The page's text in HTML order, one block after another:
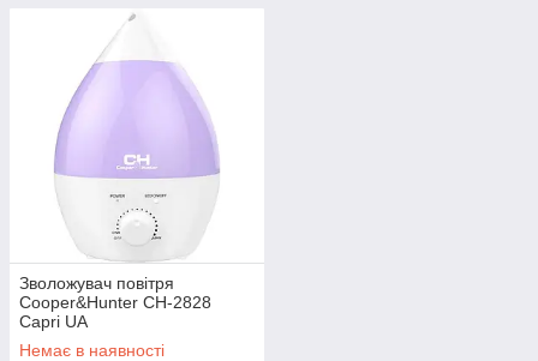
Зволожувач повітря
Cooper&Hunter CH-2828
Capri UA
Немає в наявності